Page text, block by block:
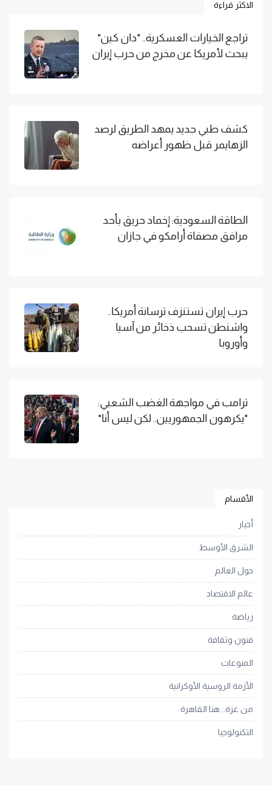
الاكثر قراءة
تراجع الخيارات العسكرية.. "دان كين"
يبحث لأمريكا عن مخرج من حرب إيران
كشف طبي جديد يمهد الطريق لرصد
الزهايمر قبل ظهور أعراضه
الطاقة السعودية: إخماد حريق بأحد
مرافق مصفاة أرامكو في جازان
حرب إيران تستنزف ترسانة أمريكا..
واشنطن تسحب ذخائر من آسيا
وأوروبا
ترامب في مواجهة الغضب الشعبي:
"يكرهون الجمهوريين.. لكن ليس أنا"
الأقسام
أخبار
الشرق الأوسط
حول العالم
عالم الاقتصاد
رياضة
فنون وثقافة
المنوعات
الأزمة الروسية الأوكرانية
من غزة.. هنا القاهرة
التكنولوجيا